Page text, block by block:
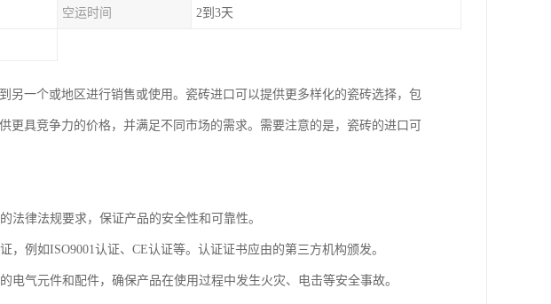
空运时间 2到3天
另一个或地区进行销售或使用。瓷砖进口可以提供更多样化的瓷砖选择，包
具竞争力的价格，并满足不同市场的需求。需要注意的是，瓷砖的进口可
法律法规要求，保证产品的安全性和可靠性。
例如ISO9001认证、CE认证等。认证证书应由的第三方机构颁发。
气元件和配件，确保产品在使用过程中发生火灾、电击等安全事故。